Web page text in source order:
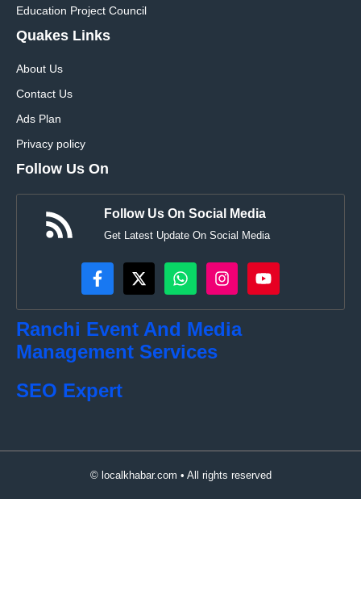
Education Project Council
Quakes Links
About Us
Contact Us
Ads Plan
Privacy policy
Follow Us On
Follow Us On Social Media
Get Latest Update On Social Media
Ranchi Event And Media
Management Services
SEO Expert
© localkhabar.com • All rights reserved